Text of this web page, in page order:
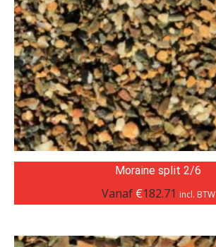
Moraine split 2/6
Vanaf €182.71 incl. BTW